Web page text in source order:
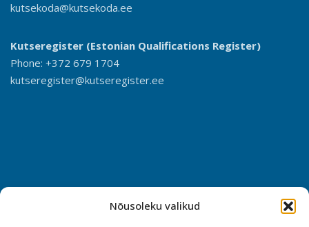
Nõusoleku valikud
kutsekoda@kutsekoda.ee
Kutseregister (Estonian Qualifications Register)
Phone: +372 679 1704
kutseregister@kutseregister.ee